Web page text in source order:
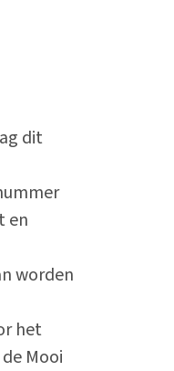
dit
en
worden
het
Mooi